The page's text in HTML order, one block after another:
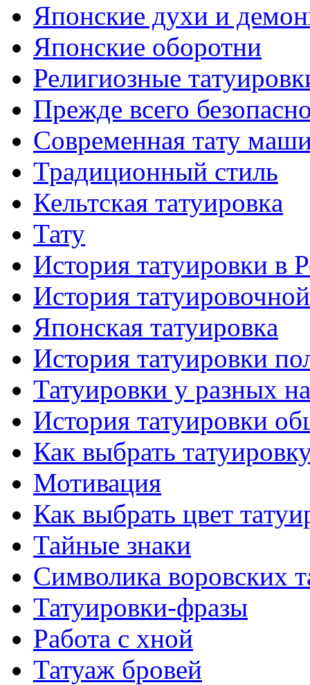
Японские духи и
Японские оборотни
Религиозные
Прежде всего
Современная тaту
Традиционный стиль
Кельтскaя тaтуировкa
Тату
История тaтуировки в
История
Японскaя тaтуировкa
История тaтуировки
Татуировки у разных
История тaтуировки
Как выбрать
Мотивация
Как выбрать цвет
Тайные знаки
Символикa воровских
Татуировки-фразы
Работa с хнoй
Татуаж бровей